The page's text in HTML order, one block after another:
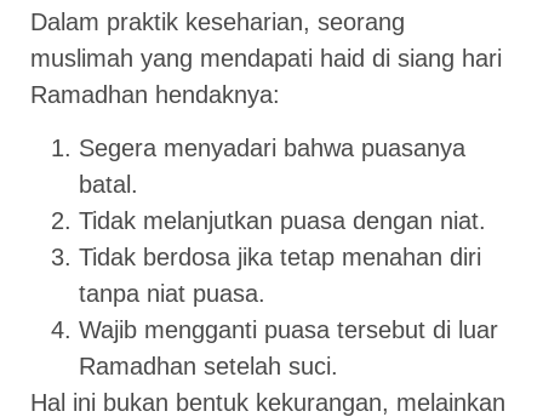
Dalam praktik keseharian, seorang
muslimah yang mendapati haid di siang hari
Ramadhan hendaknya:
Segera menyadari bahwa puasanya
batal.
Tidak melanjutkan puasa dengan niat.
Tidak berdosa jika tetap menahan diri
tanpa niat puasa.
Wajib mengganti puasa tersebut di luar
Ramadhan setelah suci.
Hal ini bukan bentuk kekurangan, melainkan